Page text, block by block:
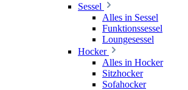
Sessel
Alles in Sessel
Funktionssessel
Loungesessel
Hocker
Alles in Hocker
Sitzhocker
Sofahocker